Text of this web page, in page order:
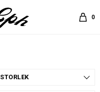
0
STORLEK